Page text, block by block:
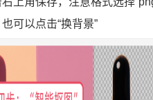
可以点击“换背景”